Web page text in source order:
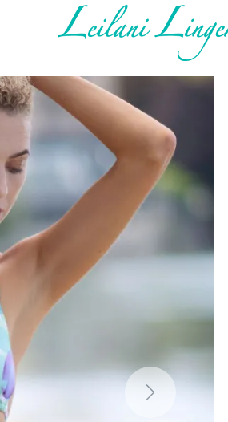
Next